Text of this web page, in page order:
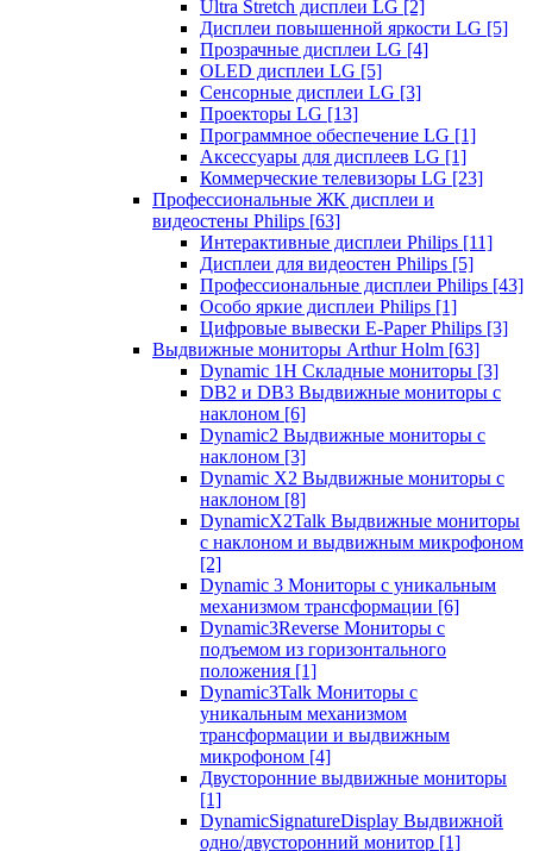
Ultra Stretch дисплеи LG [2]
Дисплеи повышенной яркости LG [5]
Прозрачные дисплеи LG [4]
OLED дисплеи LG [5]
Сенсорные дисплеи LG [3]
Проекторы LG [13]
Программное обеспечение LG [1]
Аксессуары для дисплеев LG [1]
Коммерческие телевизоры LG [23]
Профессиональные ЖК дисплеи и
видеостены Philips [63]
Интерактивные дисплеи Philips [11]
Дисплеи для видеостен Philips [5]
Профессиональные дисплеи Philips [43]
Особо яркие дисплеи Philips [1]
Цифровые вывески E-Paper Philips [3]
Выдвижные мониторы Arthur Holm [63]
Dynamic 1Н Складные мониторы [3]
DB2 и DB3 Выдвижные мониторы с
наклоном [6]
Dynamic2 Выдвижные мониторы с
наклоном [3]
Dynamic X2 Выдвижные мониторы с
наклоном [8]
DynamicX2Talk Выдвижные мониторы
с наклоном и выдвижным микрофоном
[2]
Dynamic 3 Мониторы с уникальным
механизмом трансформации [6]
Dynamic3Reverse Мониторы с
подъемом из горизонтального
положения [1]
Dynamic3Talk Мониторы с
уникальным механизмом
трансформации и выдвижным
микрофоном [4]
Двусторонние выдвижные мониторы
[1]
DynamicSignatureDisplay Выдвижной
одно/двусторонний монитор [1]